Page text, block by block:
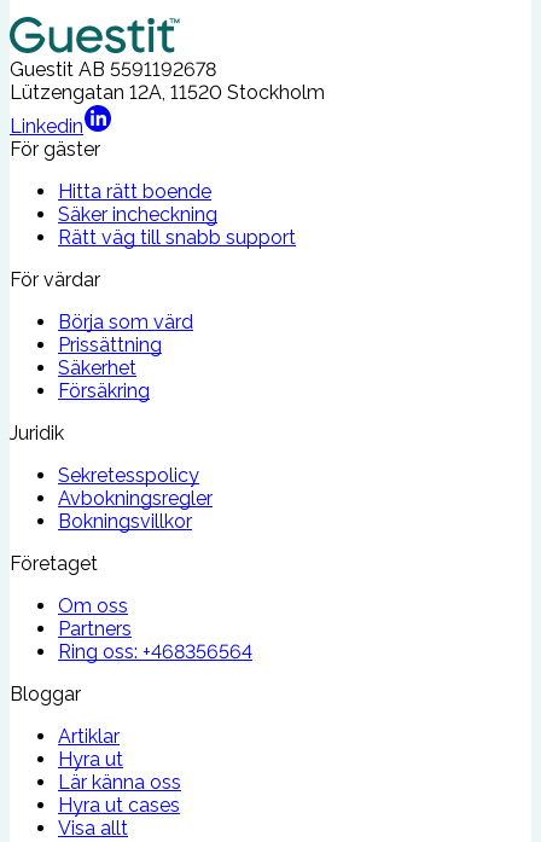
Guestit AB 5591192678
Lützengatan 12A, 11520 Stockholm
Linkedin
För gäster
Hitta rätt boende
Säker incheckning
Rätt väg till snabb support
För värdar
Börja som värd
Prissättning
Säkerhet
Försäkring
Juridik
Sekretesspolicy
Avbokningsregler
Bokningsvillkor
Företaget
Om oss
Partners
Ring oss: +468356564
Bloggar
Artiklar
Hyra ut
Lär känna oss
Hyra ut cases
Visa allt